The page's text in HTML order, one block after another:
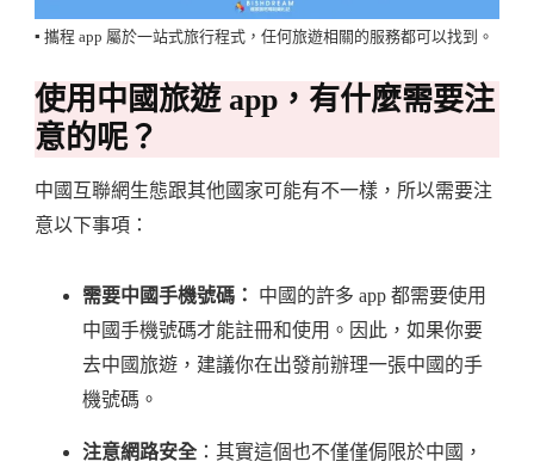
▪️ 攜程 app 屬於一站式旅行程式，任何旅遊相關的服務都可以找到。
使用中國旅遊 app，有什麼需要注
意的呢？
中國互聯網生態跟其他國家可能有不一樣，所以需要注
意以下事項：
需要中國手機號碼： 中國的許多 app 都需要使用
中國手機號碼才能註冊和使用。因此，如果你要
去中國旅遊，建議你在出發前辦理一張中國的手
機號碼。
注意網路安全 ：其實這個也不僅僅侷限於中國，